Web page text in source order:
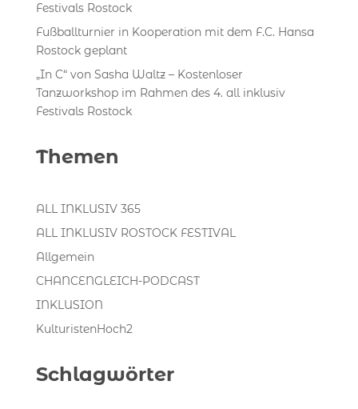
Festivals Rostock
Fußballturnier in Kooperation mit dem F.C. Hansa
Rostock geplant
„In C“ von Sasha Waltz – Kostenloser
Tanzworkshop im Rahmen des 4. all inklusiv
Festivals Rostock
Themen
ALL INKLUSIV 365
ALL INKLUSIV ROSTOCK FESTIVAL
Allgemein
CHANCENGLEICH-PODCAST
INKLUSION
KulturistenHoch2
Schlagwörter